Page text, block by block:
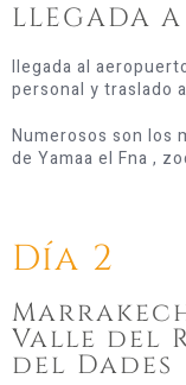
LLEGADA
llegada al
personal y traslado
Numerosos son los
de Yamaa el Fna ,
Día 2
Valle del
del Dades